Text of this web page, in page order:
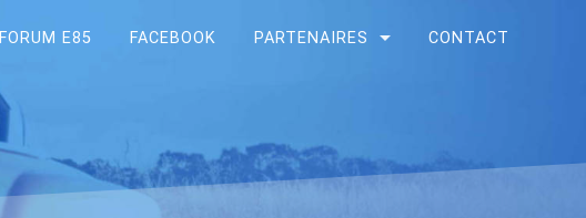
FORUM E85 FACEBOOK PARTENAIRES CONTACT